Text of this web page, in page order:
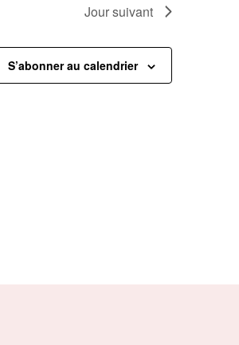
Jour suivant
S’abonner au calendrier